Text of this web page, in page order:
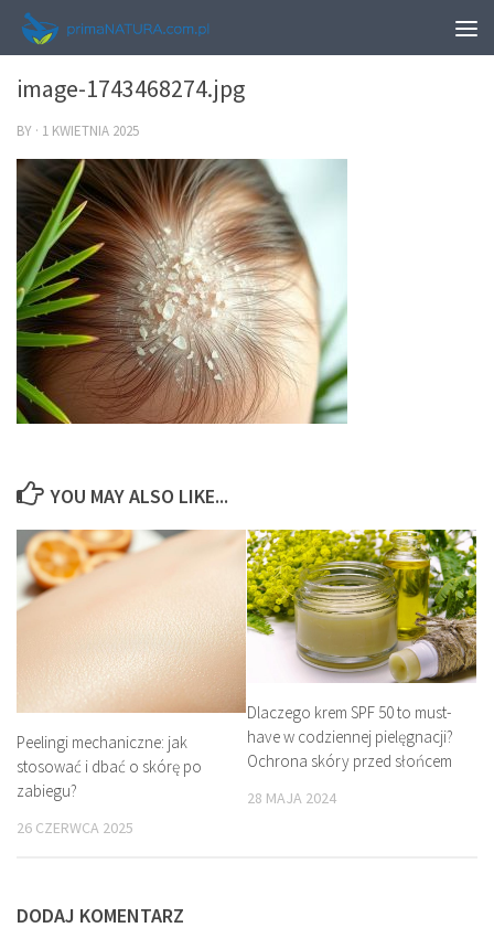
0
image-1743468274.jpg
BY · 1 KWIETNIA 2025
YOU MAY ALSO LIKE...
Peelingi mechaniczne: jak
stosować i dbać o skórę po
zabiegu?
26 CZERWCA 2025
Dlaczego krem SPF 50 to must-
have w codziennej pielęgnacji?
Ochrona skóry przed słońcem
28 MAJA 2024
DODAJ KOMENTARZ